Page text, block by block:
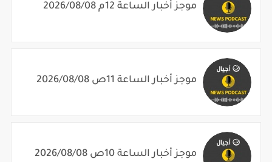
موجز أخبار الساعة 12م 2026/08/08
موجز أخبار الساعة 11ص 2026/08/08
موجز أخبار الساعة 10ص 2026/08/08